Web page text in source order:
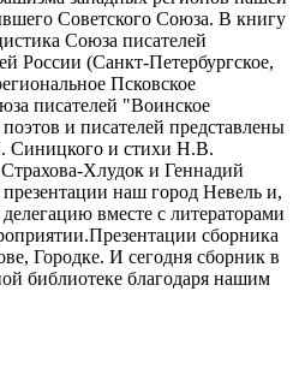
Советского Союза. В книгу
Союза писателей
России (Санкт-Петербургское,
Псковское
писателей "Воинское
и писателей представлены
Синицкого и стихи Н.В.
Хлудок и Геннадий
наш город Невель и,
вместе с литераторами
сборника
Городке. И сегодня сборник в
библиотеке благодаря нашим